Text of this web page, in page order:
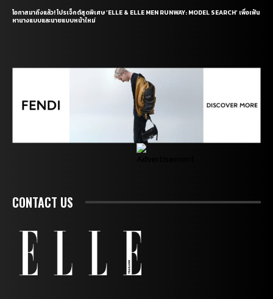
โอกาสมาถึงแล้ว! โปรเจ็กต์สุดพิเศษ ‘ELLE & ELLE MEN RUNWAY: MODEL SEARCH’ เพื่อเฟ้น
หานางแบบและนายแบบหน้าใหม่
CONTACT US